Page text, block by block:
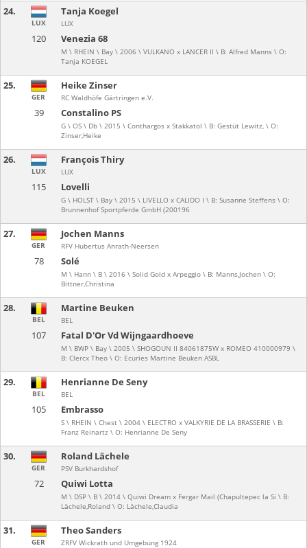
24.
120 Venezia 68
M \ RHEIN \ Bay \ 2006 \ VULKANO x LANCER II \ B: Alfred Manns \ O:
Tanja KOEGEL
LUX
Tanja Koegel
LUX
25.
39 Constalino PS
G \ OS \ Db \ 2015 \ Conthargos x Stakkatol \ B: Gestüt Lewitz, \ O:
Zinser,Heike
GER
Heike Zinser
RC Waldhöfe Gärtringen e.V.
26.
115 Lovelli
G \ HOLST \ Bay \ 2015 \ LIVELLO x CALIDO I \ B: Susanne Steffens \ O:
Brunnenhof Sportpferde GmbH (200196
LUX
François Thiry
LUX
27.
78 Solé
M \ Hann \ B \ 2016 \ Solid Gold x Arpeggio \ B: Manns,Jochen \ O:
Bittner,Christina
GER
Jochen Manns
RFV Hubertus Anrath-Neersen
28.
107 Fatal D'Or Vd Wijngaardhoeve
M \ BWP \ Bay \ 2005 \ SHOGOUN II 84061875W x ROMEO 410000979 \
B: Clercx Theo \ O: Ecuries Martine Beuken ASBL
BEL
Martine Beuken
BEL
29.
105 Embrasso
S \ RHEIN \ Chest \ 2004 \ ELECTRO x VALKYRIE DE LA BRASSERIE \ B:
Franz Reinartz \ O: Henrianne De Seny
BEL
Henrianne De Seny
BEL
30.
72 Quiwi Lotta
M \ DSP \ B \ 2014 \ Quiwi Dream x Fergar Mail (Chapultepec la Si \ B:
Lächele,Roland \ O: Lächele,Claudia
GER
Roland Lächele
PSV Burkhardshof
31.
GER
Theo Sanders
ZRFV Wickrath und Umgebung 1924